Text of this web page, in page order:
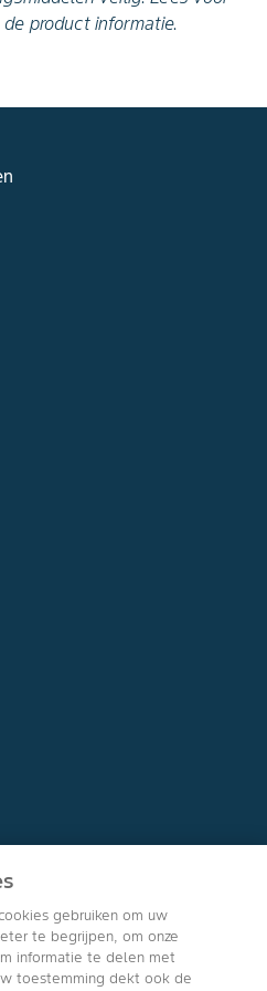
product informatie.
gebruiken om uw
te begrijpen, om onze
informatie te delen met
toestemming dekt ook de